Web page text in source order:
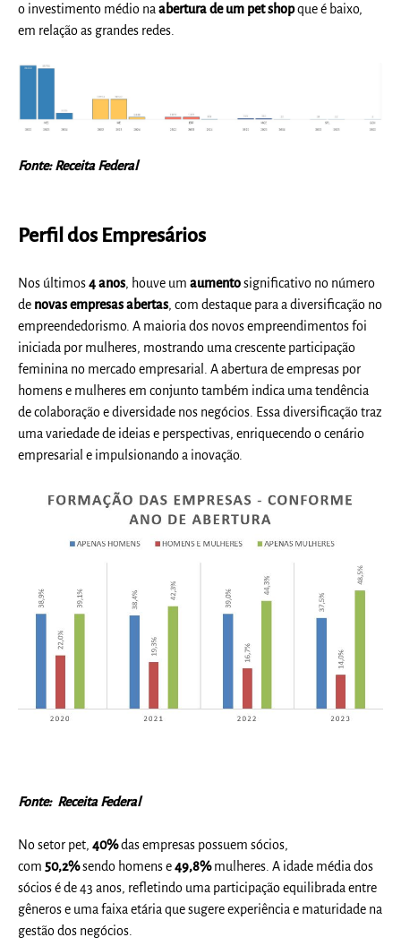
o investimento médio naabertura de um pet shopque é baixo,
em relação as grandes redes.
Fonte: Receita Federal
Perfil dos Empresários
Nos últimos4 anos, houve umaumentosignificativo no número
de novas empresas abertas, com destaque para a diversificação no
empreendedorismo. A maioria dos novos empreendimentos foi
iniciada por mulheres, mostrando uma crescente participação
feminina no mercado empresarial. A abertura de empresas por
homens e mulheres em conjunto também indica uma tendência
de colaboração e diversidade nos negócios. Essa diversificação traz
uma variedade de ideias e perspectivas, enriquecendo o cenário
empresarial e impulsionando a inovação.
Fonte: Receita Federal
No setor pet,40%das empresas possuem sócios,
com50,2%sendo homens e49,8%mulheres. A idade média dos
sócios é de 43 anos, refletindo uma participação equilibrada entre
gêneros e uma faixa etária que sugere experiência e maturidade na
gestão dos negócios.